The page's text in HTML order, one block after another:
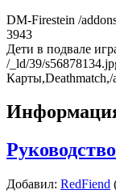
DM-Firestein /
3943
Дети в подвале
/_ld/39/
Карты,Deathmatch,/
Добавил: RedFiend